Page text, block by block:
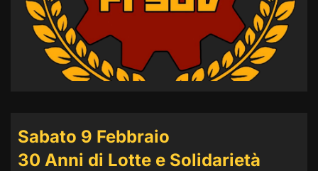
Sabato 9 Febbraio
30 Anni di Lotte e Solidarietà